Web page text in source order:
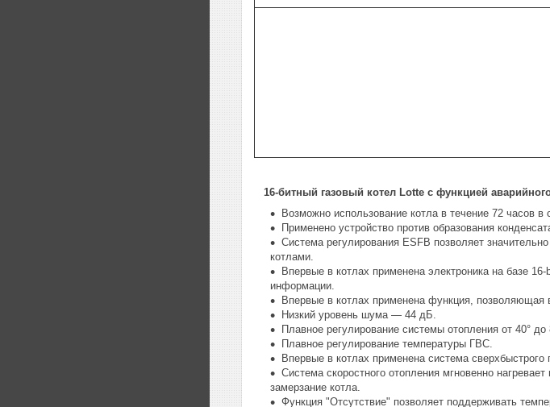
16-битный газовый котел Lotte с функцией
Возможно использование котла в течение 72 часов
Применено устройство против образования
Система регулирования ЕSFВ позволяет
котлами.
Впервые в котлах применена электроника на базе
информации.
Впервые в котлах применена функция, позволяющая
Низкий уровень шума ― 44 дБ.
Плавное регулирование системы отопления от 40° до
Плавное регулирование температуры ГВС.
Впервые в котлах применена система
Система скоростного отопления мгновенно
замерзание котла.
Функция "Отсутствие" позволяет поддерживать